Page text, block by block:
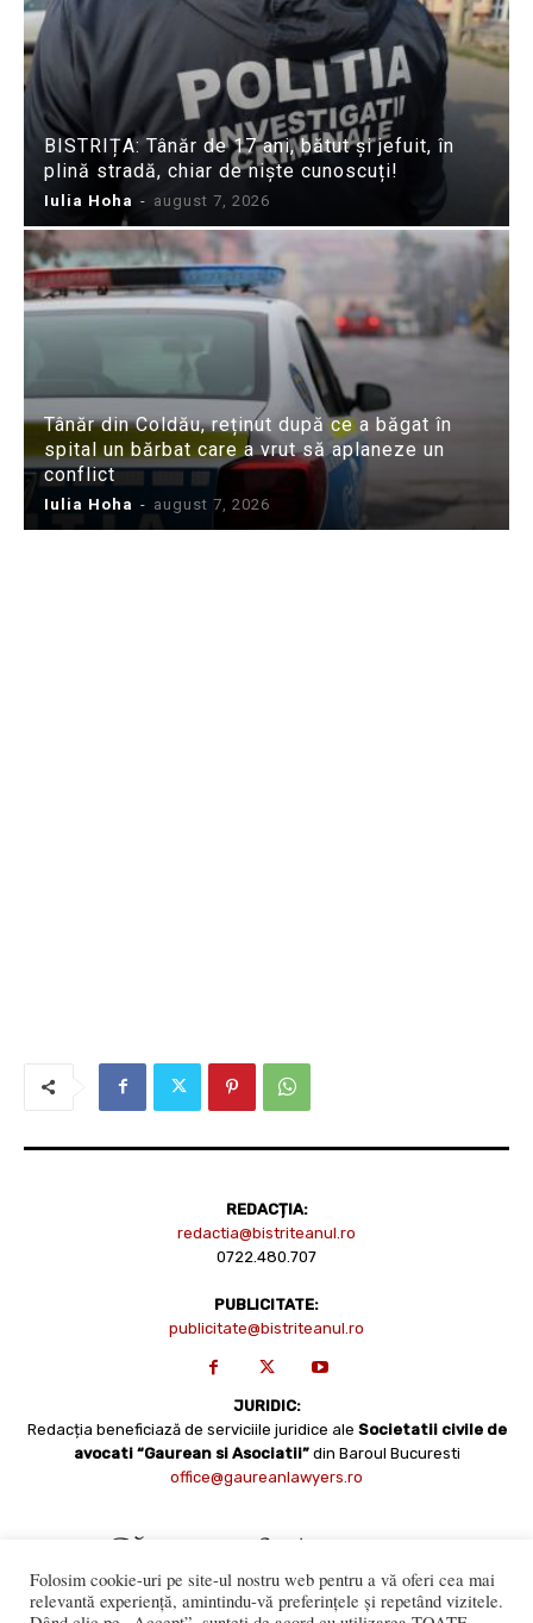
BISTRIȚA: Tânăr de 17 ani, bătut și jefuit, în
plină stradă, chiar de niște cunoscuți!
Iulia Hoha - august 7, 2026
Tânăr din Coldău, reținut după ce a băgat în
spital un bărbat care a vrut să aplaneze un
conflict
Iulia Hoha - august 7, 2026
REDACȚIA:
redactia@bistriteanul.ro
0722.480.707
PUBLICITATE:
publicitate@bistriteanul.ro
JURIDIC:
Redacția beneficiază de serviciile juridice ale Societatii civile de
avocati “Gaurean si Asociatii” din Baroul Bucuresti
office@gaureanlawyers.ro
Folosim cookie-uri pe site-ul nostru web pentru a vă oferi cea mai
relevantă experiență, amintindu-vă preferințele și repetând vizitele.